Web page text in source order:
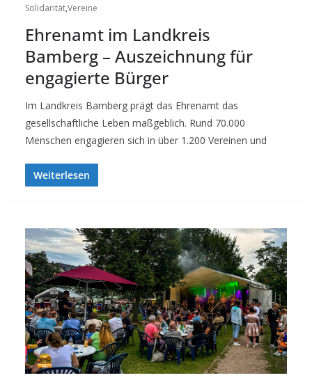
Solidarität,Vereine
Ehrenamt im Landkreis
Bamberg – Auszeichnung für
engagierte Bürger
Im Landkreis Bamberg prägt das Ehrenamt das
gesellschaftliche Leben maßgeblich. Rund 70.000
Menschen engagieren sich in über 1.200 Vereinen und
Weiterlesen